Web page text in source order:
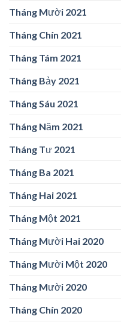
Tháng Mười 2021
Tháng Chín 2021
Tháng Tám 2021
Tháng Bảy 2021
Tháng Sáu 2021
Tháng Năm 2021
Tháng Tư 2021
Tháng Ba 2021
Tháng Hai 2021
Tháng Một 2021
Tháng Mười Hai 2020
Tháng Mười Một 2020
Tháng Mười 2020
Tháng Chín 2020